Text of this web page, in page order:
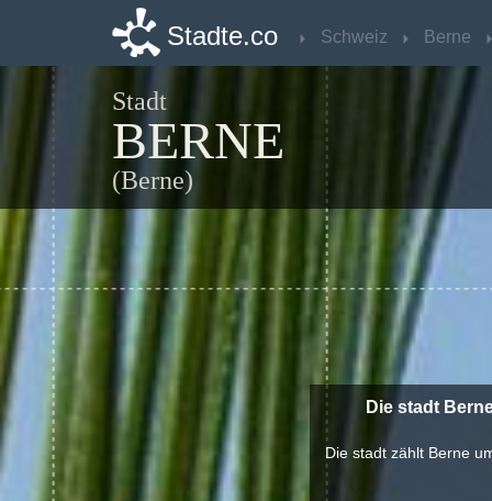
Stadte.co Schweiz Berne
Stadt
BERNE
(Berne)
Die stadt
Die stadt zählt Berne
Stadte.co Schweiz Berne